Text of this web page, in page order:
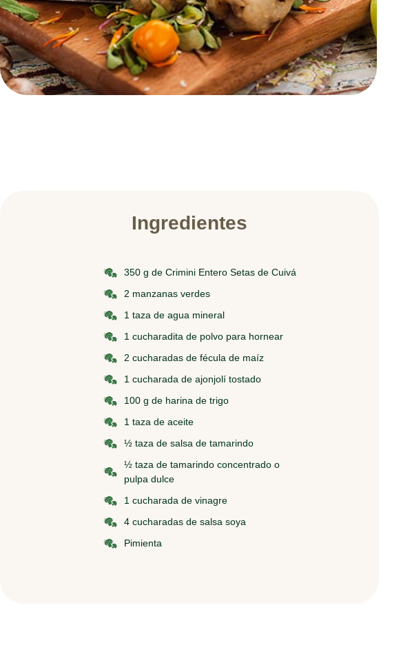
Ingredientes
350 g de Crimini Entero Setas de Cuivá
2 manzanas verdes
1 taza de agua mineral
1 cucharadita de polvo para hornear
2 cucharadas de fécula de maíz
1 cucharada de ajonjolí tostado
100 g de harina de trigo
1 taza de aceite
½ taza de salsa de tamarindo
½ taza de tamarindo concentrado o
pulpa dulce
1 cucharada de vinagre
4 cucharadas de salsa soya
Pimienta